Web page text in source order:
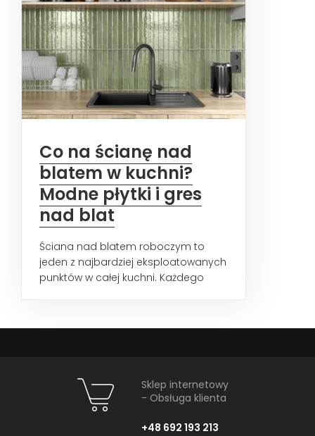
Co na ścianę nad
blatem w kuchni?
Modne płytki i gres
nad blat
Ściana nad blatem roboczym to
jeden z najbardziej eksploatowanych
punktów w całej kuchni. Każdego
Sklep internetowy
- Obsługa klienta
+48 692 193 213